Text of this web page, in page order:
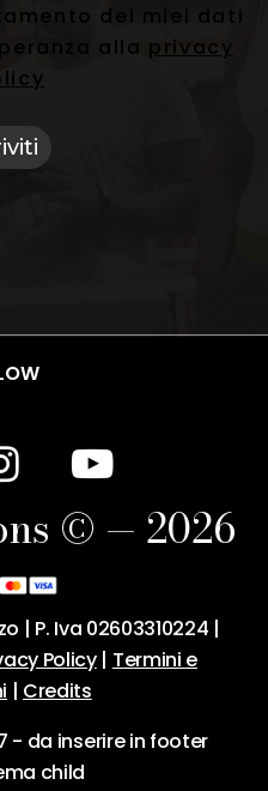
dei miei dati
alla privacy
ns © — 2026
| P. Iva 02603310224 |
Policy| Termini e
| Credits
- da inserire in footer
child